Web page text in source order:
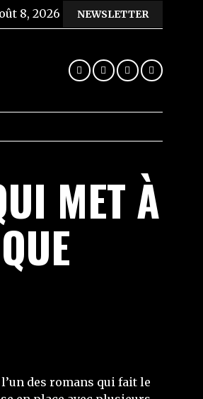
8, 2026 NEWSLETTER
MET À
des romans qui fait le